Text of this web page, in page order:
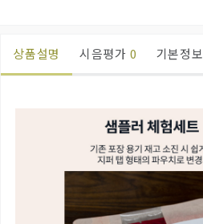
상품설명 시음평가 0 기본정보